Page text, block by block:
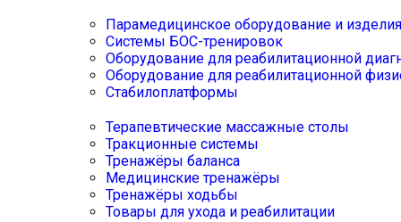
Парамедицинское оборудование и изделия
Системы БОС-тренировок
Оборудование для реабилитационной
Оборудование для реабилитационной
Стабилоплатформы
Терапевтические массажные столы
Тракционные системы
Тренажёры баланса
Медицинские тренажёры
Тренажёры ходьбы
Товары для ухода и реабилитации